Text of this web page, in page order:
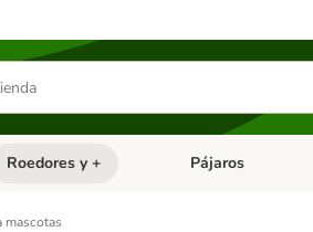
Vet.
Menú de categoria abierto: Antiparasitarios
Roedores y + Menú de categoria
Pájaros
mascotas